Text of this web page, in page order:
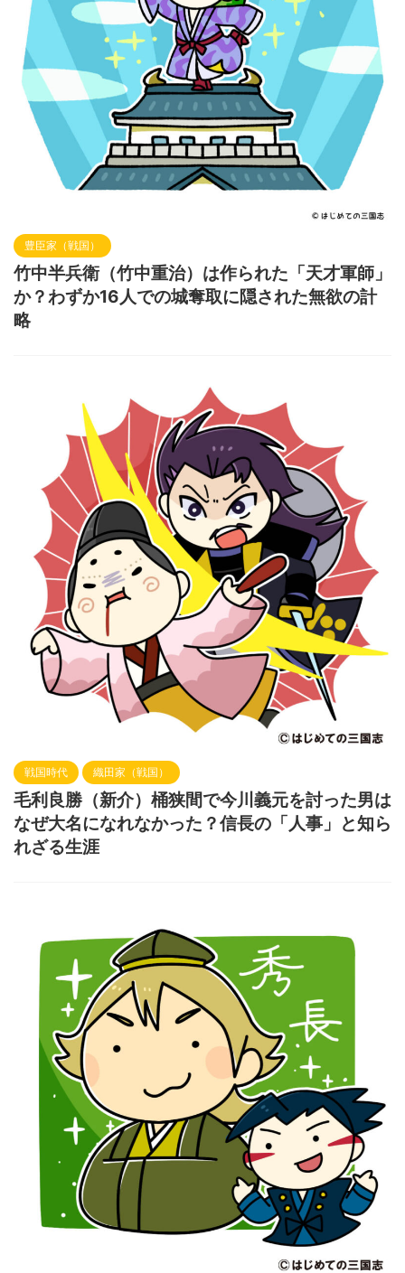
豊臣家（戦国）
竹中半兵衛（竹中重治）は作られた「天才軍師」
か？わずか16人での城奪取に隠された無欲の計
略
戦国時代 織田家（戦国）
毛利良勝（新介）桶狭間で今川義元を討った男は
なぜ大名になれなかった？信長の「人事」と知ら
れざる生涯